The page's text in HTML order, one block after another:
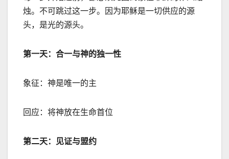
烛。不可跳过这一步。因为耶稣是一切供应的源
头，是光的源头。
第一天：合一与神的独一性
象征：神是唯一的主
回应：将神放在生命首位
第二天：见证与盟约